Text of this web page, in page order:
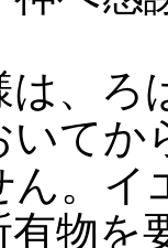
は、
いてか
ん。イ
有物を